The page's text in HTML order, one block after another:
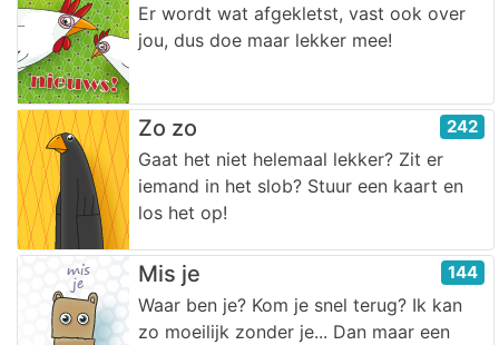
Er wordt wat afgekletst, vast ook over
jou, dus doe maar lekker mee!
Zo zo 242
Gaat het niet helemaal lekker? Zit er
iemand in het slob? Stuur een kaart en
los het op!
Mis je 144
Waar ben je? Kom je snel terug? Ik kan
zo moeilijk zonder je... Dan maar een